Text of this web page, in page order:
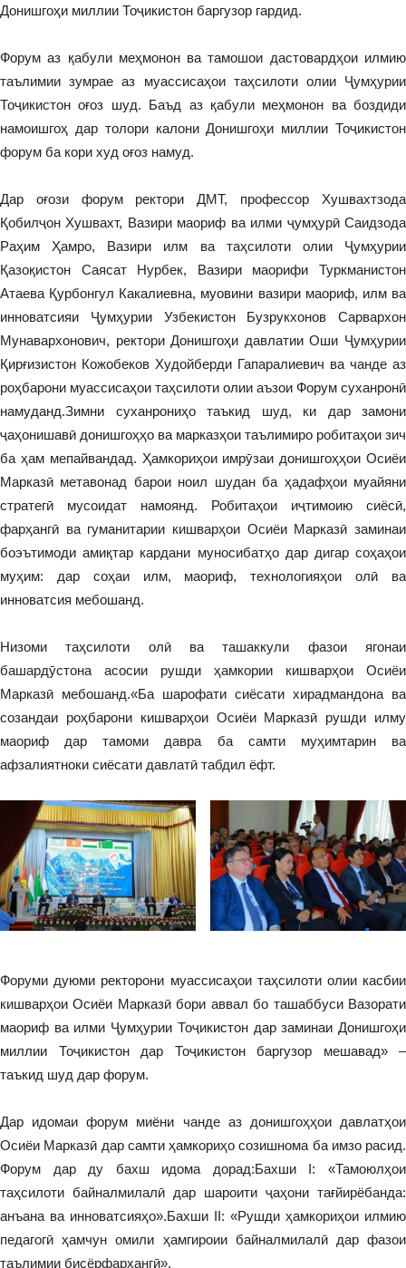
Донишгоҳи миллии Тоҷикистон баргузор гардид.
Форум аз қабули меҳмонон ва тамошои дастовардҳои илмию
таълимии зумрае аз муассисаҳои таҳсилоти олии Ҷумҳурии
Тоҷикистон оғоз шуд. Баъд аз қабули меҳмонон ва боздиди
намоишгоҳ дар толори калони Донишгоҳи миллии Тоҷикистон
форум ба кори худ оғоз намуд.
Дар оғози форум ректори ДМТ, профессор Хушвахтзода
Қобилҷон Хушвахт, Вазири маориф ва илми ҷумҳурӣ Саидзода
Раҳим Ҳамро, Вазири илм ва таҳсилоти олии Ҷумҳурии
Қазоқистон Саясат Нурбек, Вазири маорифи Туркманистон
Атаева Қурбонгул Какалиевна, муовини вазири маориф, илм ва
инноватсияи Ҷумҳурии Узбекистон Бузрукхонов Сарвархон
Мунавархонович, ректори Донишгоҳи давлатии Оши Ҷумҳурии
Қирғизистон Кожобеков Худойберди Гапаралиевич ва чанде аз
роҳбарони муассисаҳои таҳсилоти олии аъзои Форум суханронӣ
намуданд.Зимни суханрониҳо таъкид шуд, ки дар замони
ҷаҳонишавӣ донишгоҳҳо ва марказҳои таълимиро робитаҳои зич
ба ҳам мепайвандад. Ҳамкориҳои имрӯзаи донишгоҳҳои Осиёи
Марказӣ метавонад барои ноил шудан ба ҳадафҳои муайяни
стратегӣ мусоидат намоянд. Робитаҳои иҷтимоию сиёсӣ,
фарҳангӣ ва гуманитарии кишварҳои Осиёи Марказӣ заминаи
боэътимоди амиқтар кардани муносибатҳо дар дигар соҳаҳои
муҳим: дар соҳаи илм, маориф, технологияҳои олӣ ва
инноватсия мебошанд.
Низоми таҳсилоти олӣ ва ташаккули фазои ягонаи
башардӯстона асосии рушди ҳамкории кишварҳои Осиёи
Марказӣ мебошанд.«Ба шарофати сиёсати хирадмандона ва
созандаи роҳбарони кишварҳои Осиёи Марказӣ рушди илму
маориф дар тамоми давра ба самти муҳимтарин ва
афзалиятноки сиёсати давлатӣ табдил ёфт.
Форуми дуюми ректорони муассисаҳои таҳсилоти олии касбии
кишварҳои Осиёи Марказӣ бори аввал бо ташаббуси Вазорати
маориф ва илми Ҷумҳурии Тоҷикистон дар заминаи Донишгоҳи
миллии Тоҷикистон дар Тоҷикистон баргузор мешавад» –
таъкид шуд дар форум.
Дар идомаи форум миёни чанде аз донишгоҳҳои давлатҳои
Осиёи Марказӣ дар самти ҳамкориҳо созишнома ба имзо расид.
Форум дар ду бахш идома дорад:Бахши I: «Тамоюлҳои
таҳсилоти байналмилалӣ дар шароити ҷаҳони тағйирёбанда:
анъана ва инноватсияҳо».Бахши II: «Рушди ҳамкориҳои илмию
педагогӣ ҳамчун омили ҳамгироии байналмилалӣ дар фазои
таълимии бисёрфарҳангӣ».